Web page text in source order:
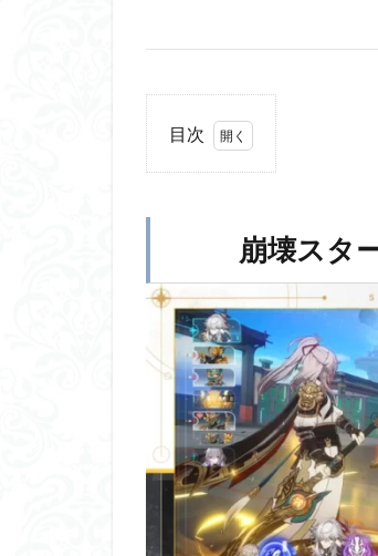
目次
(HoYoverse・
1.1
クオ
リテ
ィが
高す
ぎる
ター
ン制
バト
崩壊スタ